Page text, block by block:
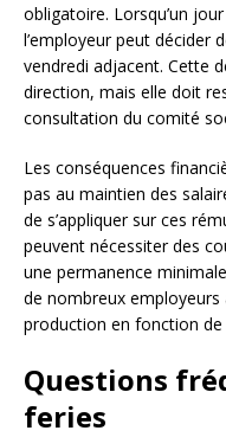
obligatoire. Lorsqu’un
l’employeur peut décider
vendredi adjacent. Cette
direction, mais elle doit
consultation du comité
Les conséquences
pas au maintien des
de s’appliquer sur ces
peuvent nécessiter des
une permanence
de nombreux
production en fonction
Questions
feries